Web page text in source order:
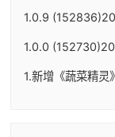
1.0.9
1.0.0
1.新增《蔬菜精